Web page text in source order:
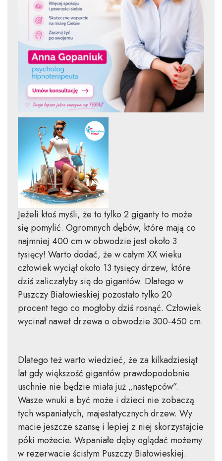
Jeżeli ktoś myśli, że to tylko 2 giganty to może
się pomylić. Ogromnych dębów, które mają co
najmniej 400 cm w obwodzie jest około 3
tysięcy! Warto dodać, że w całym XX wieku
człowiek wyciął około 13 tysięcy drzew, które
dziś zaliczałyby się do gigantów. Dlatego w
Puszczy Białowieskiej pozostało tylko 20
procent tego co mogłoby dziś rosnąć. Człowiek
wycinał nawet drzewa o obwodzie 300-450 cm.
Dlatego też warto wiedzieć, że za kilkadziesiąt
lat gdy większość gigantów prawdopodobnie
uschnie nie będzie miała już „następców”.
Wasze wnuki a być może i dzieci nie zobaczą
tych wspaniałych, majestatycznych drzew. Wy
macie jeszcze szansę i lepiej z niej skorzystajcie
póki możecie. Wspaniałe dęby oglądać możemy
w rezerwacie ścisłym Puszczy Białowieskiej.